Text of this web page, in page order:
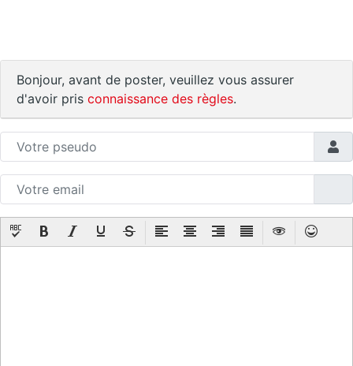
Bonjour, avant de poster, veuillez vous assurer
d'avoir pris connaissance des règles.